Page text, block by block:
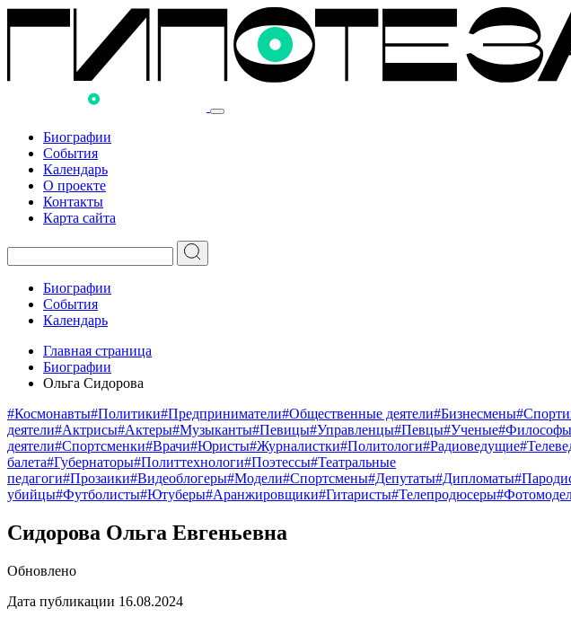
Биографии
События
Календарь
О проекте
Контакты
Карта сайта
Биографии
События
Календарь
Главная страница
Биографии
Ольга Сидорова
#Космонавты#Политики#Предприниматели#Общественные деятели#Бизнесмены
деятели#Актрисы#Актеры#Музыканты#Певицы#Управленцы#Певцы#Ученые#Философы
деятели#Спортсменки#Врачи#Юристы#Журналистки#Политологи#Радиоведущие
балета#Губернаторы#Политтехнологи#Поэтессы#Театральные
педагоги#Прозаики#Видеоблогеры#Модели#Спортсмены#Депутаты#Дипломаты
убийцы#Футболисты#Ютуберы#Аранжировщики#Гитаристы#Телепродюсеры
Сидорова Ольга Евгеньевна
Обновлено
Дата публикации 16.08.2024